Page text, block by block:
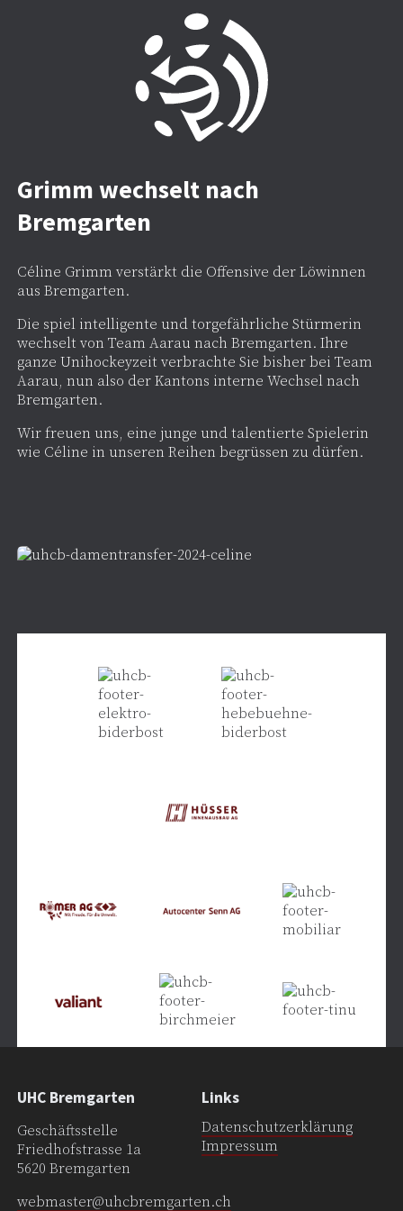
Grimm wechselt nach
Bremgarten
Céline Grimm verstärkt die Offensive der Löwinnen
aus Bremgarten.
Die spiel intelligente und torgefährliche Stürmerin
wechselt von Team Aarau nach Bremgarten. Ihre
ganze Unihockeyzeit verbrachte Sie bisher bei Team
Aarau, nun also der Kantons interne Wechsel nach
Bremgarten.
Wir freuen uns, eine junge und talentierte Spielerin
wie Céline in unseren Reihen begrüssen zu dürfen.
UHC Bremgarten
Geschäftsstelle
Friedhofstrasse 1a
5620 Bremgarten
webmaster@uhcbremgarten.ch
Links
Datenschutzerklärung
Impressum